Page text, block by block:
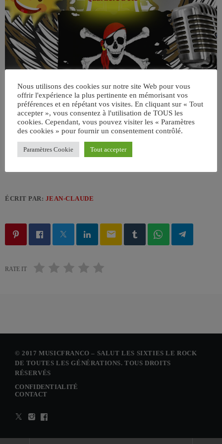
ÉCRIT PAR: JEAN-CLAUDE
email
RATE IT
© 2017 MUSICFRANCO – SALUT LES SIXTIES LE ROCK
DE TOUTES LES GÉNÉRATIONS. TOUS DROITS
RÉSERVÉS
CONFIDENTIALITÉ
CONTACT
Nous utilisons des cookies sur notre site Web pour vous
offrir l'expérience la plus pertinente en mémorisant vos
préférences et en répétant vos visites. En cliquant sur « Tout
accepter », vous consentez à l'utilisation de TOUS les
cookies. Cependant, vous pouvez visiter les « Paramètres
des cookies » pour fournir un consentement contrôlé.
Paramètres Cookie Tout accepter